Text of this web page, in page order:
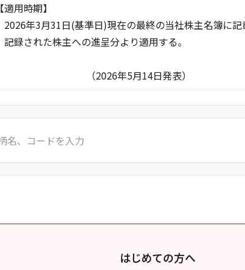
【適用時期】
2026年3月31日(基準日)現在の最終の当社株主名簿に記
記録された株主への進呈分より適用する。
（2026年5月14日発表）
はじめての方へ